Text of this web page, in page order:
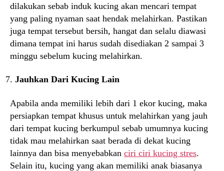
dilakukan sebab induk kucing akan mencari tempat
yang paling nyaman saat hendak melahirkan. Pastikan
juga tempat tersebut bersih, hangat dan selalu diawasi
dimana tempat ini harus sudah disediakan 2 sampai 3
minggu sebelum kucing melahirkan.
Jauhkan Dari Kucing Lain
Apabila anda memiliki lebih dari 1 ekor kucing, maka
persiapkan tempat khusus untuk melahirkan yang jauh
dari tempat kucing berkumpul sebab umumnya kucing
tidak mau melahirkan saat berada di dekat kucing
lainnya dan bisa menyebabkan ciri ciri kucing stres.
Selain itu, kucing yang akan memiliki anak biasanya